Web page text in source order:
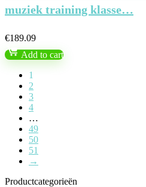
muziek training klasse…
€189.09
Add to cart
1
2
3
4
…
49
50
51
→
Productcategorieën